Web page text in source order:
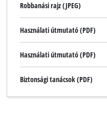
Robbanási rajz (JPEG)
Használati útmutató (PDF)
Használati útmutató (PDF)
Biztonsági tanácsok (PDF)